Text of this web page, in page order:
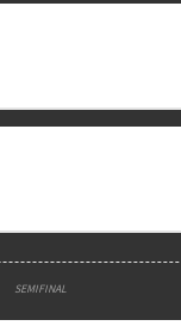
SEMIFINAL